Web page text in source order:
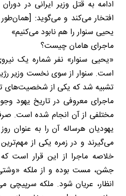
ادامه به قتل وزیر ایرانی در
افتخار می‌کند و می‌گوید: [همان‌طور
یحیی سنوار را هم نابود می‌کنیم»
ماجرای هامان چیست؟
«یحیی سنوار» نفر شماره یک
است. سنوار از سوی نخست وزیر
تشبیه شد که یکی از شخصیت‌های
ماجرای معروفی در تاریخ یهود
مختلفی از آن انجام شده است.
یهودیان هرساله آن را به عنوان
می‌گیرند و در زمره یکی از
خلاصه ماجرا از این قرار است
جشن، مست بوده و از ملکه
انظار، عریان شود. ملکه سرپیچی